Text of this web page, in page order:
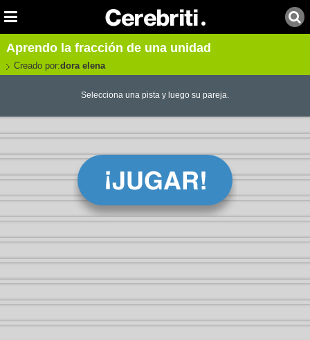
Aprendo la fracción de una unidad
Creado por:dora elena
Selecciona una pista y luego su pareja.